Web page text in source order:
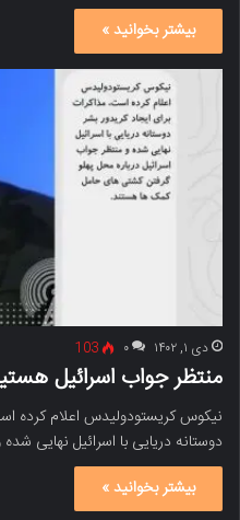
بیشتر بخوانید »
دی ۱, ۱۴۰۲ ۰ 103
منتظر جواب اسرائیل
نیکوس کریستودولیدس اعلام کرده
دوستانه دریایی با اسرائیل نهایی
بیشتر بخوانید »